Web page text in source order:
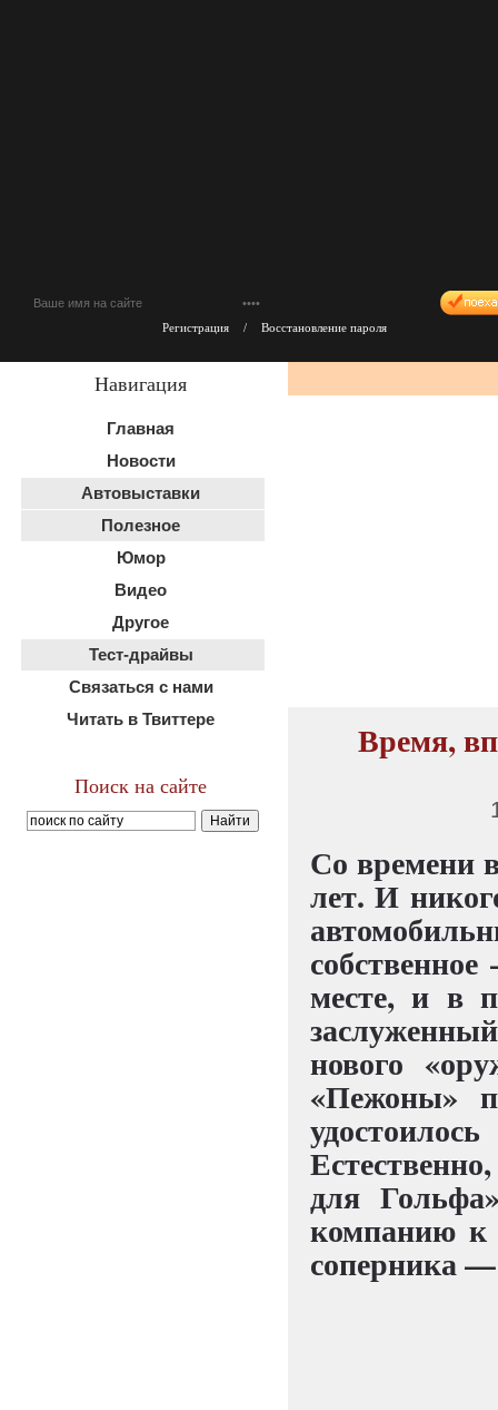
Регистрация / Восстановление пароля
Навигация
Главная
Новости
Автовыставки
Полезное
Юмор
Видео
Другое
Тест-драйвы
Связаться с нами
Читать в Твиттере
Поиск на сайте
Время,
Со времени
лет. И
месте, и в
нового
«Пежоны»
для
компанию к
соперника